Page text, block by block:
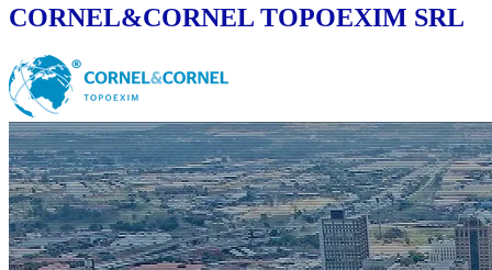
CORNEL&CORNEL TOPOEXIM SRL